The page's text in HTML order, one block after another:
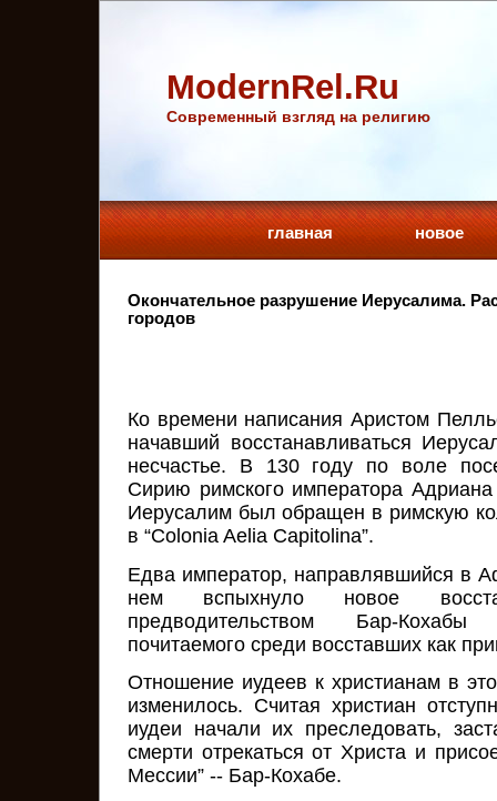
ModernRel.Ru
Cовременный взгляд на религию
главная новое
Окончательное разрушение Иерусалима.
городов
Ко времени написания Аристом
начавший восстанавливаться
несчастье. В 130 году по воле
Сирию римского императора
Иерусалим был обращен в римскую
в “Colonia Aelia Capitolina”.
Едва император, направлявшийся в
нем вспыхнуло новое
предводительством Бар-
почитаемого среди восставших как
Отношение иудеев к христианам в
изменилось. Считая христиан
иудеи начали их преследовать,
смерти отрекаться от Христа и
Мессии” -- Бар-Кохабе.